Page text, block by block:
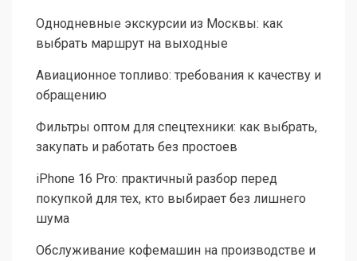
Однодневные экскурсии из Москвы: как
выбрать маршрут на выходные
Авиационное топливо: требования к качеству и
обращению
Фильтры оптом для спецтехники: как выбрать,
закупать и работать без простоев
iPhone 16 Pro: практичный разбор перед
покупкой для тех, кто выбирает без лишнего
шума
Обслуживание кофемашин на производстве и